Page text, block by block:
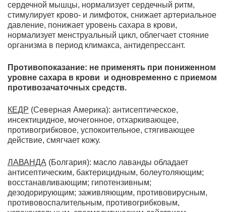
сердечной мышцы, нормализует сердечный ритм,
стимулирует крово- и лимфоток, снижает артериальное
давление, понижает уровень сахара в крови,
нормализует менструальный цикл, облегчает стояние
организма в период климакса, антидепрессант.
Противопоказание: не применять при пониженном
уровне сахара в крови и одновременно с приемом
противозачаточных средств.
КЕДР (Северная Америка): антисептическое,
инсектицидное, мочегонное, отхаркивающее,
противогрибковое, успокоительное, стягивающее
действие, смягчает кожу.
ЛАВАНДА (Болгария): масло лаванды обладает
антисептическим, бактерицидным, болеутоляющим;
восстанавливающим; гипотензивным;
дезодорирующим; заживляющим, противовирусным,
противовоспалительным, противогрибковым,